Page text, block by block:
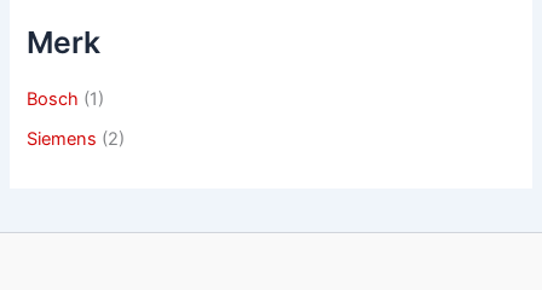
Merk
Bosch (1)
Siemens (2)